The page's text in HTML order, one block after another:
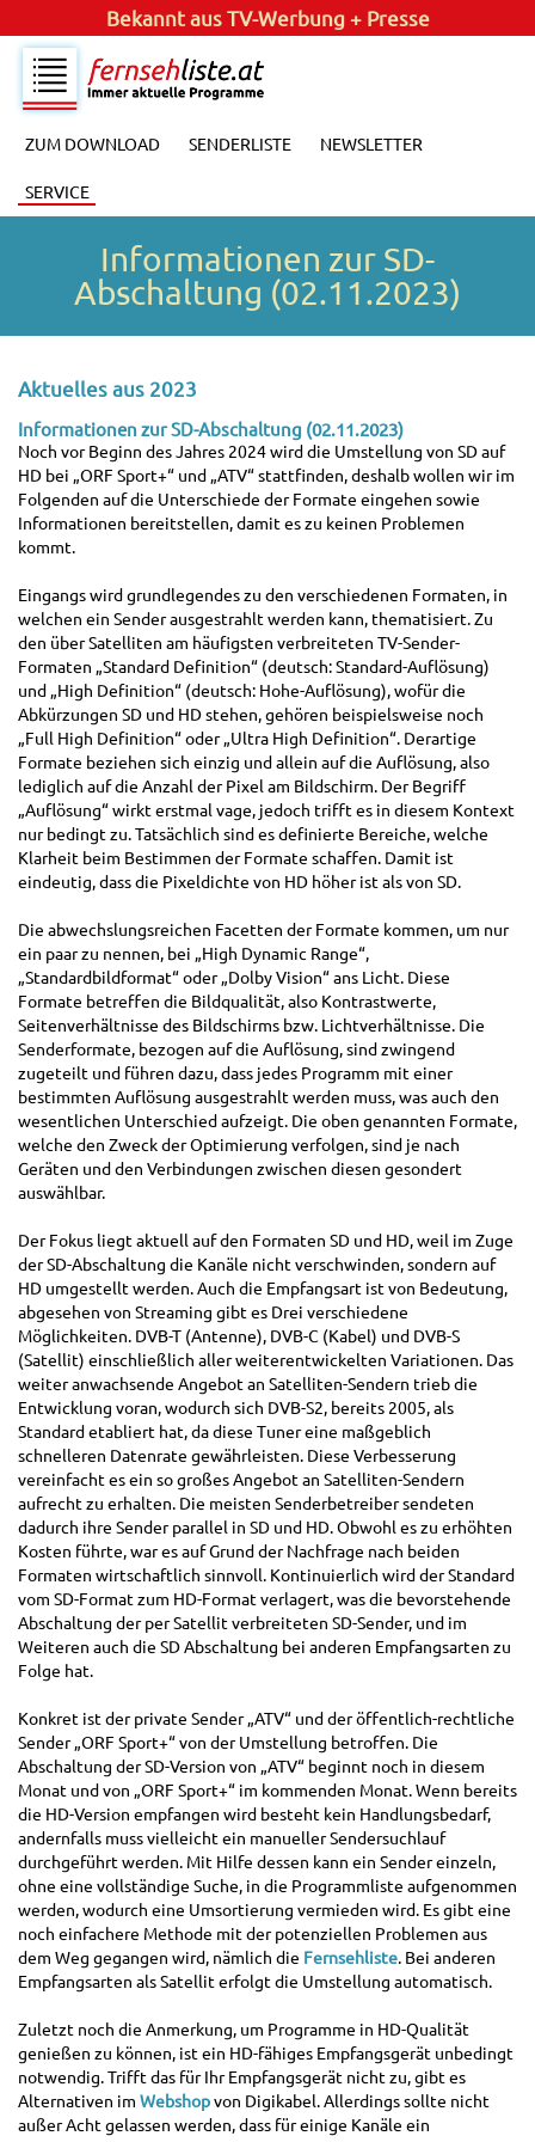
Jetzt Newsletterabonnieren!
ZUM DOWNLOAD SENDERLISTE NEWSLETTER
SERVICE
Informationen zur SD-
Abschaltung (02.11.2023)
Aktuelles aus 2023
Informationen zur SD-Abschaltung (02.11.2023)
Noch vor Beginn des Jahres 2024 wird die Umstellung von SD auf
HD bei „ORF Sport+“ und „ATV“ stattfinden, deshalb wollen wir im
Folgenden auf die Unterschiede der Formate eingehen sowie
Informationen bereitstellen, damit es zu keinen Problemen
kommt.
Eingangs wird grundlegendes zu den verschiedenen Formaten, in
welchen ein Sender ausgestrahlt werden kann, thematisiert. Zu
den über Satelliten am häufigsten verbreiteten TV-Sender-
Formaten „Standard Definition“ (deutsch: Standard-Auflösung)
und „High Definition“ (deutsch: Hohe-Auflösung), wofür die
Abkürzungen SD und HD stehen, gehören beispielsweise noch
„Full High Definition“ oder „Ultra High Definition“. Derartige
Formate beziehen sich einzig und allein auf die Auflösung, also
lediglich auf die Anzahl der Pixel am Bildschirm. Der Begriff
„Auflösung“ wirkt erstmal vage, jedoch trifft es in diesem Kontext
nur bedingt zu. Tatsächlich sind es definierte Bereiche, welche
Klarheit beim Bestimmen der Formate schaffen. Damit ist
eindeutig, dass die Pixeldichte von HD höher ist als von SD.
Die abwechslungsreichen Facetten der Formate kommen, um nur
ein paar zu nennen, bei „High Dynamic Range“,
„Standardbildformat“ oder „Dolby Vision“ ans Licht. Diese
Formate betreffen die Bildqualität, also Kontrastwerte,
Seitenverhältnisse des Bildschirms bzw. Lichtverhältnisse. Die
Senderformate, bezogen auf die Auflösung, sind zwingend
zugeteilt und führen dazu, dass jedes Programm mit einer
bestimmten Auflösung ausgestrahlt werden muss, was auch den
wesentlichen Unterschied aufzeigt. Die oben genannten Formate,
welche den Zweck der Optimierung verfolgen, sind je nach
Geräten und den Verbindungen zwischen diesen gesondert
auswählbar.
Der Fokus liegt aktuell auf den Formaten SD und HD, weil im Zuge
der SD-Abschaltung die Kanäle nicht verschwinden, sondern auf
HD umgestellt werden. Auch die Empfangsart ist von Bedeutung,
abgesehen von Streaming gibt es Drei verschiedene
Möglichkeiten. DVB-T (Antenne), DVB-C (Kabel) und DVB-S
(Satellit) einschließlich aller weiterentwickelten Variationen. Das
weiter anwachsende Angebot an Satelliten-Sendern trieb die
Entwicklung voran, wodurch sich DVB-S2, bereits 2005, als
Standard etabliert hat, da diese Tuner eine maßgeblich
schnelleren Datenrate gewährleisten. Diese Verbesserung
vereinfacht es ein so großes Angebot an Satelliten-Sendern
aufrecht zu erhalten. Die meisten Senderbetreiber sendeten
dadurch ihre Sender parallel in SD und HD. Obwohl es zu erhöhten
Kosten führte, war es auf Grund der Nachfrage nach beiden
Formaten wirtschaftlich sinnvoll. Kontinuierlich wird der Standard
vom SD-Format zum HD-Format verlagert, was die bevorstehende
Abschaltung der per Satellit verbreiteten SD-Sender, und im
Weiteren auch die SD Abschaltung bei anderen Empfangsarten zu
Folge hat.
Konkret ist der private Sender „ATV“ und der öffentlich-rechtliche
Sender „ORF Sport+“ von der Umstellung betroffen. Die
Abschaltung der SD-Version von „ATV“ beginnt noch in diesem
Monat und von „ORF Sport+“ im kommenden Monat. Wenn bereits
die HD-Version empfangen wird besteht kein Handlungsbedarf,
andernfalls muss vielleicht ein manueller Sendersuchlauf
durchgeführt werden. Mit Hilfe dessen kann ein Sender einzeln,
ohne eine vollständige Suche, in die Programmliste aufgenommen
werden, wodurch eine Umsortierung vermieden wird. Es gibt eine
noch einfachere Methode mit der potenziellen Problemen aus
dem Weg gegangen wird, nämlich die Fernsehliste. Bei anderen
Empfangsarten als Satellit erfolgt die Umstellung automatisch.
Zuletzt noch die Anmerkung, um Programme in HD-Qualität
genießen zu können, ist ein HD-fähiges Empfangsgerät unbedingt
notwendig. Trifft das für Ihr Empfangsgerät nicht zu, gibt es
Alternativen im Webshopvon Digikabel. Allerdings sollte nicht
außer Acht gelassen werden, dass für einige Kanäle ein